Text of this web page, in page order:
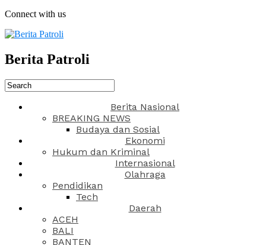
Connect with us
Berita Patroli
Berita Nasional
BREAKING NEWS
Budaya dan Sosial
Ekonomi
Hukum dan Kriminal
Internasional
Olahraga
Pendidikan
Tech
Daerah
ACEH
BALI
BANTEN